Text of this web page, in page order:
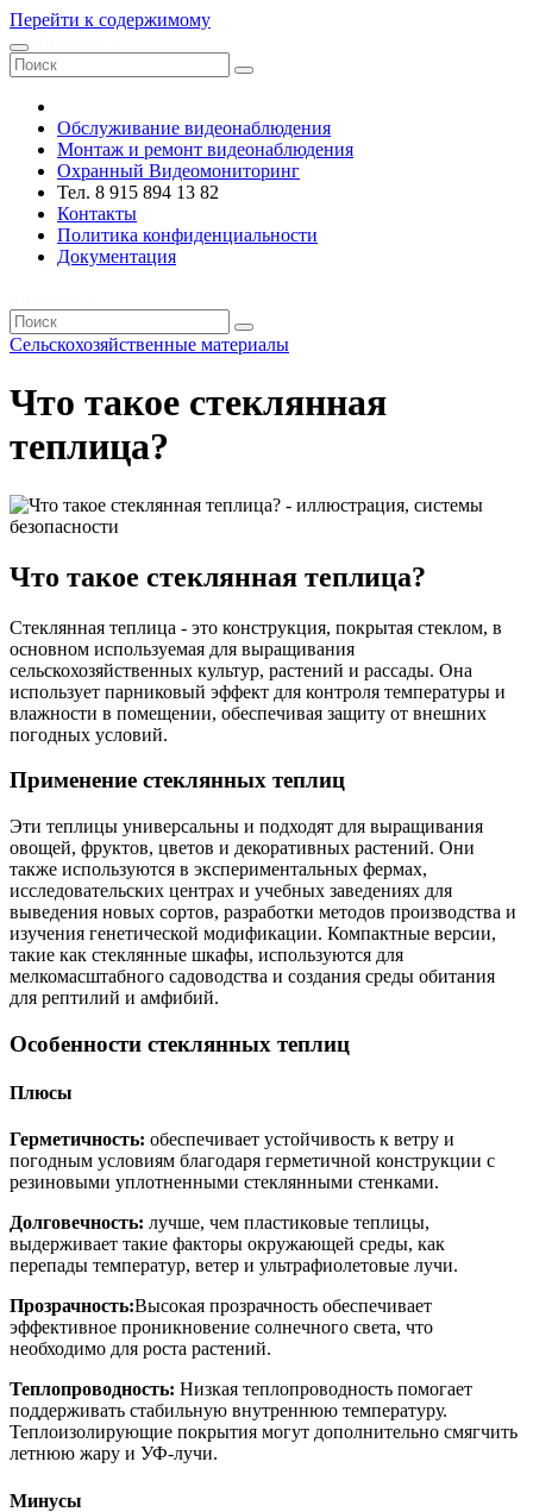
Перейти к содержимому
Обслуживание видеонаблюдения
Монтаж и ремонт видеонаблюдения
Охранный Видеомониторинг
Тел. 8 915 894 13 82
Контакты
Политика конфиденциальности
Документация
Сельскохозяйственные материалы
Что такое стеклянная
теплица?
Что такое стеклянная теплица?
Стеклянная теплица - это конструкция, покрытая стеклом, в
основном используемая для выращивания
сельскохозяйственных культур, растений и рассады. Она
использует парниковый эффект для контроля температуры и
влажности в помещении, обеспечивая защиту от внешних
погодных условий.
Применение стеклянных теплиц
Эти теплицы универсальны и подходят для выращивания
овощей, фруктов, цветов и декоративных растений. Они
также используются в экспериментальных фермах,
исследовательских центрах и учебных заведениях для
выведения новых сортов, разработки методов производства и
изучения генетической модификации. Компактные версии,
такие как стеклянные шкафы, используются для
мелкомасштабного садоводства и создания среды обитания
для рептилий и амфибий.
Особенности стеклянных теплиц
Плюсы
Герметичность: обеспечивает устойчивость к ветру и
погодным условиям благодаря герметичной конструкции с
резиновыми уплотненными стеклянными стенками.
Долговечность: лучше, чем пластиковые теплицы,
выдерживает такие факторы окружающей среды, как
перепады температур, ветер и ультрафиолетовые лучи.
Прозрачность:Высокая прозрачность обеспечивает
эффективное проникновение солнечного света, что
необходимо для роста растений.
Теплопроводность: Низкая теплопроводность помогает
поддерживать стабильную внутреннюю температуру.
Теплоизолирующие покрытия могут дополнительно смягчить
летнюю жару и УФ-лучи.
Минусы